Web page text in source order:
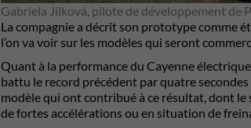
Gabriela Jílková, pilote de développement de
La compagnie a décrit son prototype comme
l’on va voir sur les modèles qui seront
Quant à la performance du Cayenne
battu le record précédent par quatre
modèle qui ont contribué à ce résultat, dont
de fortes accélérations ou en situation de